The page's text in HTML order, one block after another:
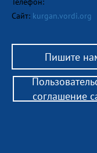
Сайт: kurgan.vordi.org
Пишите
соглашение